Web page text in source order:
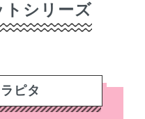
トシリーズ
ピタ